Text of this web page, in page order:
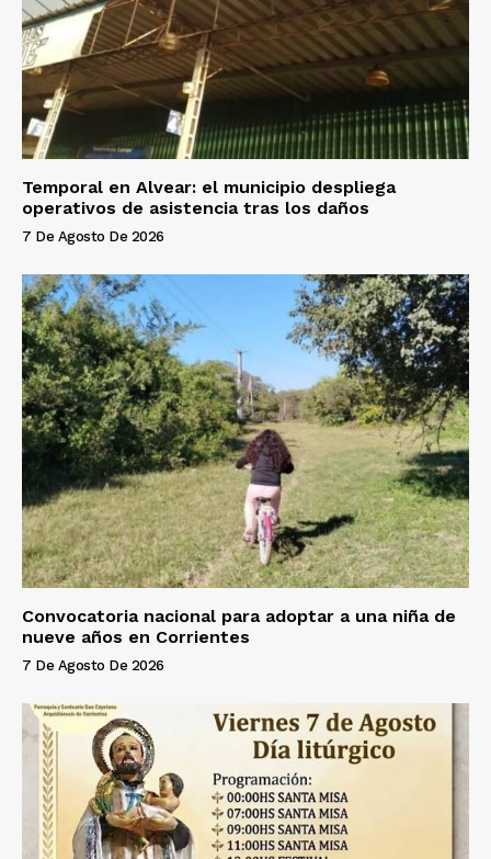
Temporal en Alvear: el municipio despliega
operativos de asistencia tras los daños
7 De Agosto De 2026
Convocatoria nacional para adoptar a una niña de
nueve años en Corrientes
7 De Agosto De 2026